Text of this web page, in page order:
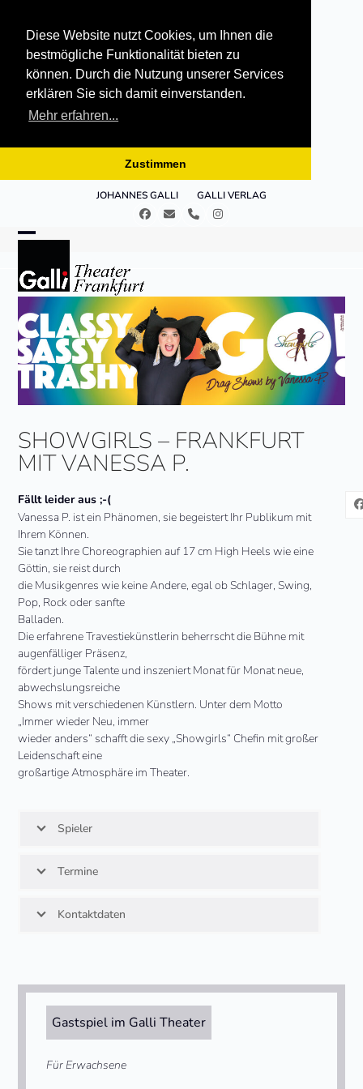
Diese Website nutzt Cookies, um Ihnen die
bestmögliche Funktionalität bieten zu
können. Durch die Nutzung unserer Services
erklären Sie sich damit einverstanden.
Mehr erfahren...
Zustimmen
JOHANNES GALLI GALLI VERLAG
Facebook
E- TelefonInstagram
mobile
menu
mobile
menu
SHOWGIRLS – FRANKFURT
MIT VANESSA P.
Fällt leider aus ;-(
Vanessa P. ist ein Phänomen, sie begeistert Ihr Publikum mit
Ihrem Können.
Sie tanzt Ihre Choreographien auf 17 cm High Heels wie eine
Göttin, sie reist durch
die Musikgenres wie keine Andere, egal ob Schlager, Swing,
Pop, Rock oder sanfte
Balladen.
Die erfahrene Travestiekünstlerin beherrscht die Bühne mit
augenfälliger Präsenz,
fördert junge Talente und inszeniert Monat für Monat neue,
abwechslungsreiche
Shows mit verschiedenen Künstlern. Unter dem Motto
„Immer wieder Neu, immer
wieder anders“ schafft die sexy „Showgirls“ Chefin mit großer
Leidenschaft eine
großartige Atmosphäre im Theater.
Spieler
Termine
Kontaktdaten
Gastspiel im Galli Theater
Für Erwachsene